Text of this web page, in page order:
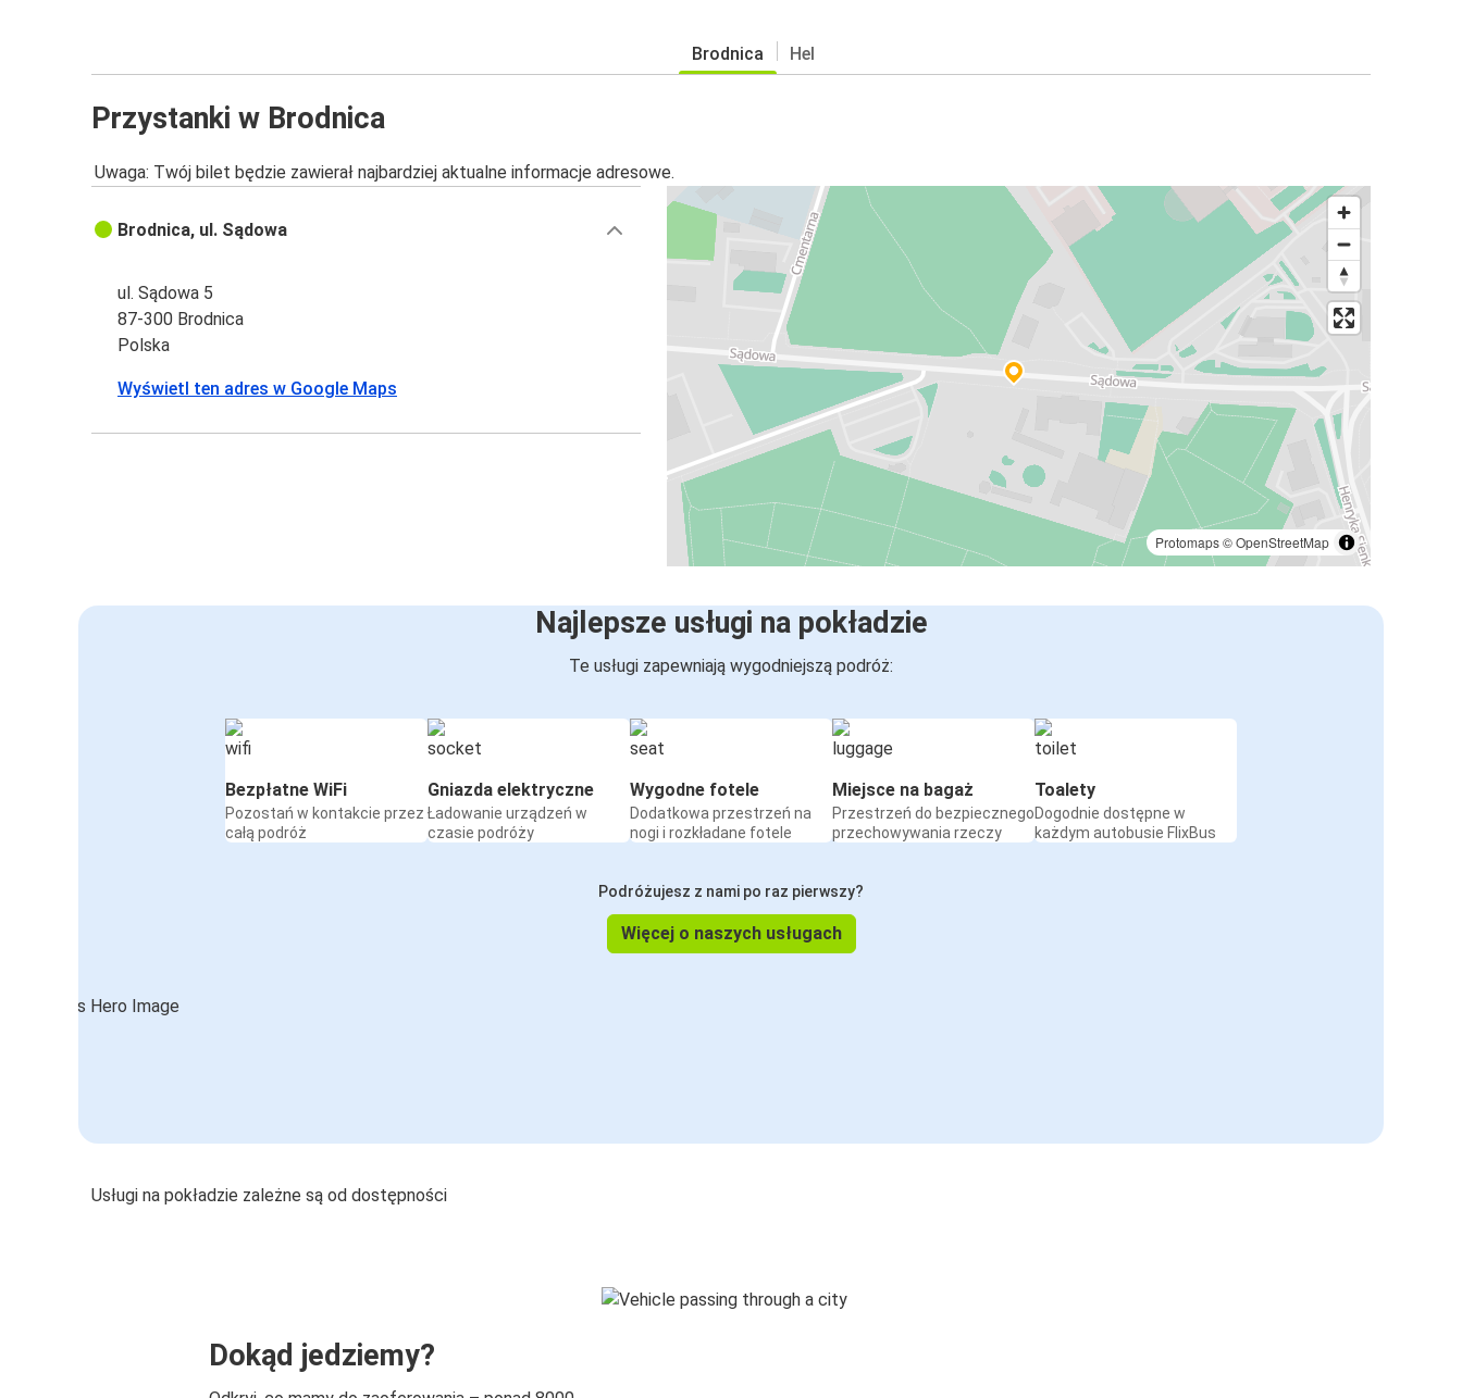
Brodnica Hel
Przystanki w Brodnica
Uwaga: Twój bilet będzie zawierał najbardziej aktualne informacje adresowe.
Protomaps©OpenStreetMap
Brodnica, ul. Sądowa
ul. Sądowa 5
87-300 Brodnica
Polska
Wyświetl ten adres w Google Maps
Najlepsze usługi na pokładzie
Te usługi zapewniają wygodniejszą podróż:
Bezpłatne WiFi
Pozostań w kontakcie przez
całą podróż
Gniazda elektryczne
Ładowanie urządzeń w
czasie podróży
Wygodne fotele
Dodatkowa przestrzeń na
nogi i rozkładane fotele
Miejsce na bagaż
Przestrzeń do bezpiecznego
przechowywania rzeczy
Toalety
Dogodnie dostępne w
każdym autobusie FlixBus
Podróżujesz z nami po raz pierwszy?
Więcej o naszych usługach
Usługi na pokładzie zależne są od dostępności
Dokąd jedziemy?